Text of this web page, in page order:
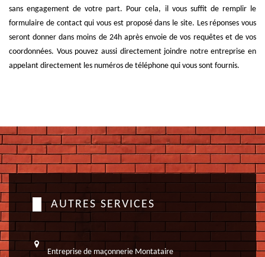
sans engagement de votre part. Pour cela, il vous suffit de remplir le
formulaire de contact qui vous est proposé dans le site. Les réponses vous
seront donner dans moins de 24h après envoie de vos requêtes et de vos
coordonnées. Vous pouvez aussi directement joindre notre entreprise en
appelant directement les numéros de téléphone qui vous sont fournis.
AUTRES SERVICES
Entreprise de maçonnerie Montataire